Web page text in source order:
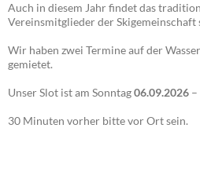
Auch in diesem Jahr findet das
Vereinsmitglieder der Skigemeinschaft
Wir haben zwei Termine auf der
gemietet.
Unser Slot ist am Sonntag06.09.2026 –
30 Minuten vorher bitte vor Ort sein.